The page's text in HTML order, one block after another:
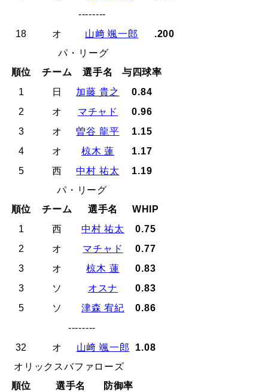
--------
18
オ 山﨑 颯一郎
.200
パ・リーグ
順位
チーム 選手名
与四球率
1
日 加藤 貴之
0.84
2
オ マチャド
0.96
3
オ 曽谷 龍平
1.15
4
オ 椋木 蓮
1.17
5
西 中村 祐太
1.19
パ・リーグ
順位
チーム 選手名
WHIP
1
西 中村 祐太
0.75
2
オ マチャド
0.77
3
オ 椋木 蓮
0.83
3
ソ オスナ
0.83
5
ソ 津森 宥紀
0.86
--------
32
オ 山﨑 颯一郎
1.08
オリックスバファローズ
順位
選手名
防御率